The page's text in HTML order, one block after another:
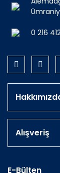
0 216
Alışveriş
E-Bülten